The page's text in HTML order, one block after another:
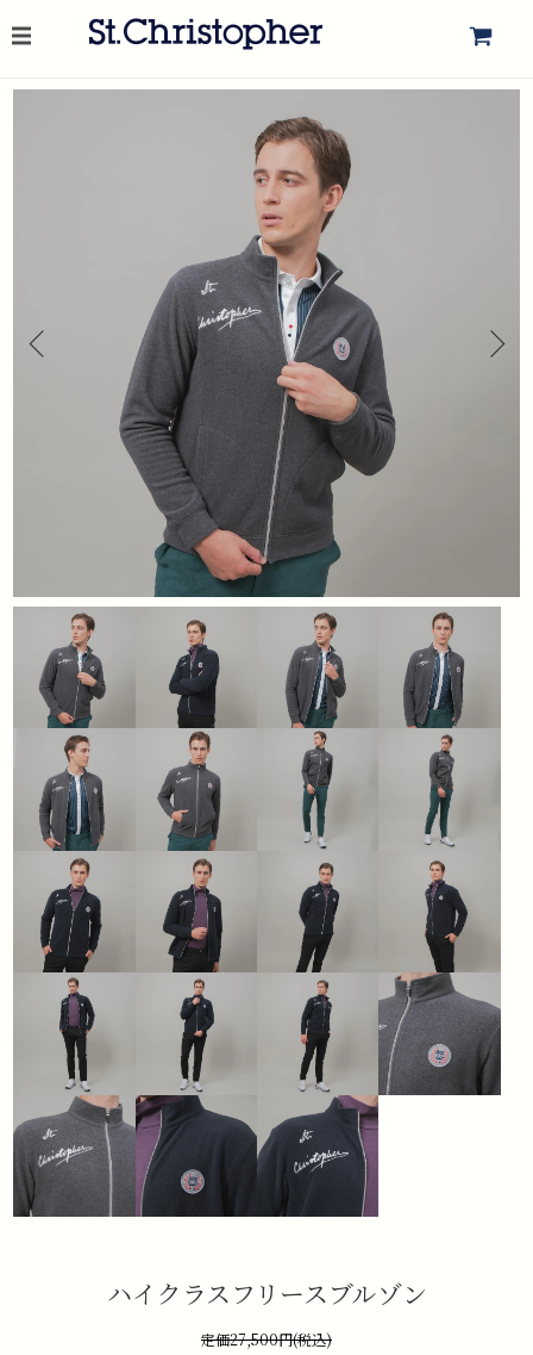
ハイクラスフリースブルゾン
定価27,500円(税込)